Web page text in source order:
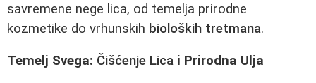
savremene nege lica, od temelja prirodne
kozmetike do vrhunskih bioloških tretmana.
Temelj Svega: Čišćenje Lica i Prirodna Ulja